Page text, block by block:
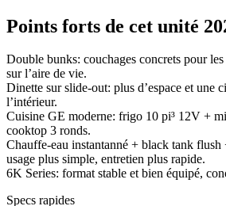
Points forts de cet unité
Double bunks: couchages concrets pour
sur l’aire de vie.
Dinette sur slide-out: plus d’espace et une
l’intérieur.
Cuisine GE moderne: frigo 10 pi³ 12V +
cooktop 3 ronds.
Chauffe-eau instantanné + black tank flush
usage plus simple, entretien plus rapide.
6K Series: format stable et bien équipé,
Specs rapides